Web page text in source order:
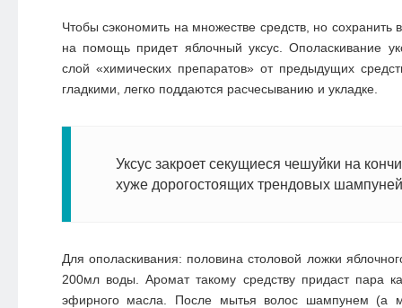
Чтобы сэкономить на множестве средств, но
на помощь придет яблочный уксус. Ополаскивание
слой «химических препаратов» от предыдущих
гладкими, легко поддаются расчесыванию и укладке.
Уксус закроет секущиеся чешуйки на
хуже дорогостоящих трендовых
Для ополаскивания: половина столовой ложки
200мл воды. Аромат такому средству придаст пара
эфирного масла. После мытья волос шампунем (а